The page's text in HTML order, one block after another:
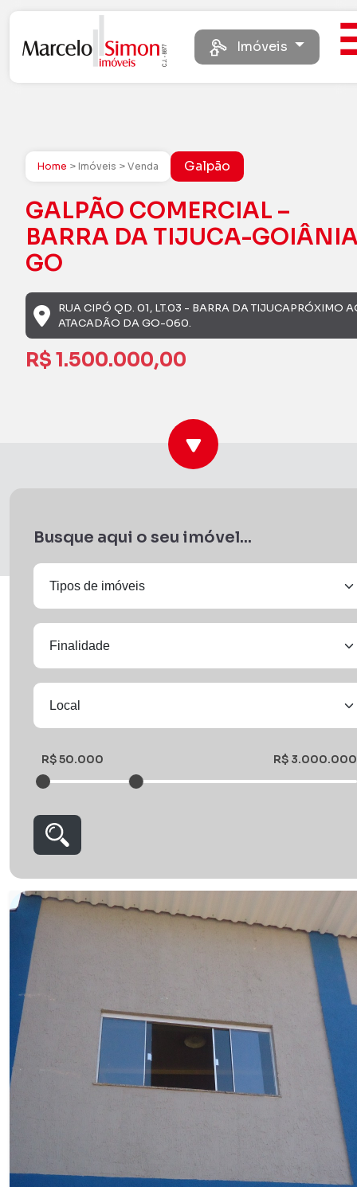
Imóveis
Home > Imóveis > Venda Galpão
GALPÃO COMERCIAL –
BARRA DA TIJUCA-
GO
RUA CIPÓ QD. 01, LT.03 - BARRA DA TIJUCAPRÓXIMO
ATACADÃO DA GO-060.
R$ 1.500.000,00
Busque aqui o seu imóvel...
R$ 50.000 R$ 3.000.000